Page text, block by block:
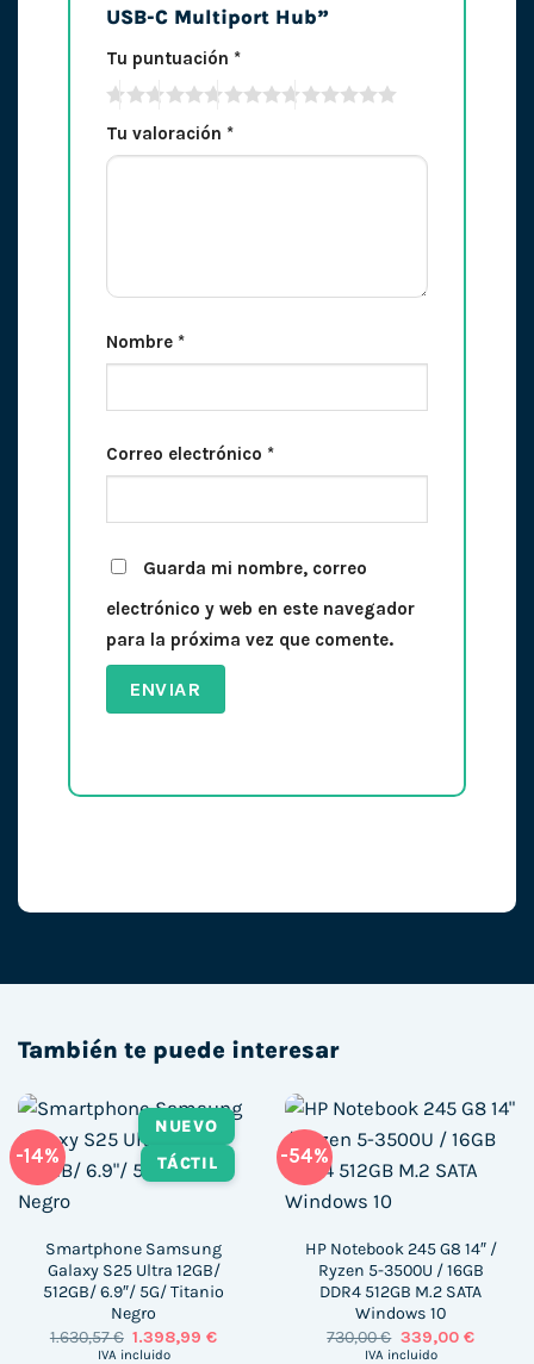
USB-C Multiport Hub”
Tu puntuación *
Tu valoración *
Nombre *
Correo electrónico *
Guarda mi nombre, correo
electrónico y web en este navegador
para la próxima vez que comente.
También te puede interesar
-14%
NUEVO
TÁCTIL
Smartphone Samsung
Galaxy S25 Ultra 12GB/
512GB/ 6.9″/ 5G/ Titanio
Negro
1.630,57€ El
precio
1.398,99€El
IVA incluido
-54%
HP Notebook 245 G8 14″ /
Ryzen 5-3500U / 16GB
DDR4 512GB M.2 SATA
Windows 10
730,00€ El
precio
339,00 €El
IVA incluido